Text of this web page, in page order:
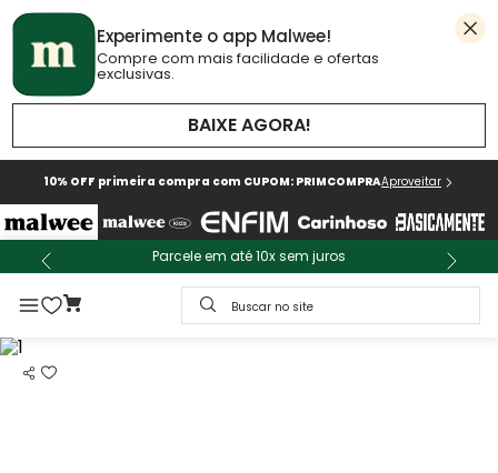
Experimente o app Malwee!
Compre com mais facilidade e ofertas
exclusivas.
BAIXE AGORA!
10% OFF primeira compra com CUPOM: PRIMCOMPRAAproveitar
Parcele em até 10x sem juros
Buscar no site